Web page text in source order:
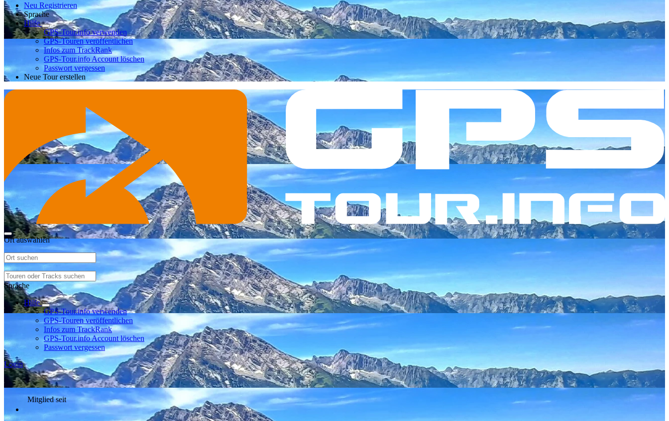
Neu Registrieren
Sprache
Hilfe
GPS-Tour.info verwenden
GPS-Touren veröffentlichen
Infos zum TrackRank
GPS-Tour.info Account löschen
Passwort vergessen
Neue Tour erstellen
Ort auswählen
Sprache
Hilfe
GPS-Tour.info verwenden
GPS-Touren veröffentlichen
Infos zum TrackRank
GPS-Tour.info Account löschen
Passwort vergessen
Login
Mitglied seit